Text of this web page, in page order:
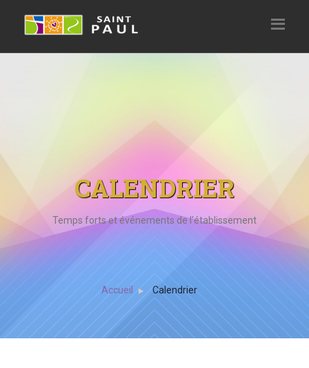
CALENDRIER
Temps forts et événements de l'établissement
Accueil Calendrier